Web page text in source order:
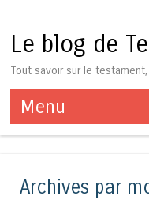
Le blog de
Tout savoir sur le
Menu
Aller au contenu
Archives par